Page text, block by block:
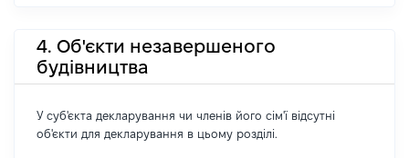
4. Об'єкти незавершеного
будівництва
У суб'єкта декларування чи членів його сім'ї відсутні
об'єкти для декларування в цьому розділі.